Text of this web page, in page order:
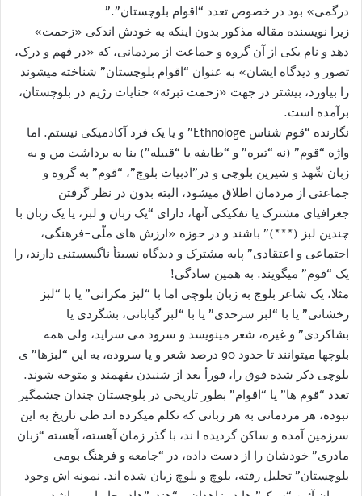
درگمی» بود در خصوص تعدد “اقوام بلوچستان”.”
زیرا نویسنده مقاله مذکور بدون اینکه به خودش اندکی «زحمت»
دهد و نام یکی از آن گروه و جماعت از مردمانی، که «در فهم و درک،
تصور و دیدگاه ایشان» به عنوان “اقوام بلوچستان” شناخته میشوند
را بیاورد، بیشتر در جهت «زحمت تبرئه» جنایات رژیم در بلوچستان،
برآمده است.
نگارنده “قوم شناس Ethnologe” و یا یک فرد آکادمیکی نیستم. اما
واژه “قوم” (نه “تیره” و “طایفه یا “قبیله”) بنا به برداشت من و به
زبان شّهد و شیرین بلوچی و در”ادبیات بلوچ”، “قوم” به گروه و
جماعتی از مردمان اطلاق میشود، البته بدون در نظر گرفتن
جغرافیای مشترک یا تفکیکی آنها، دارای “یک زبان و لبز، یا یک زبان با
چندین لبز (***)” باشند و در حوزه «ارزش های ملّی-فرهنگی،
اجتماعی و اعتقادی” پایه مشترک و دیدگاه نسبتأ ناگسستنی دارند، را
یک “قوم” میگویند. به همین سادگی!
مثلا، یک شاعر بلوچ به زبان بلوچی اما با “لبز مکرانی” یا با “لبز
رخشانی” یا با “لبز سرحدی” یا با “لبز گیابانی، بشگردی یا
بشاکردی” و غیره، شعر مینویسد و سرود می سراید، ولی همه
بلوچها میتوانند تا حدود 90 درصد شعر و یا سروده، به این “لبزها” ی
بلوچی ذکر شده فوق را، فورأ بعد از شنیدن بفهمند و متوجه شوند.
تعدد “قوم ها” یا “اقوام” بطور تاریخی در بلوچستان چندان چشمگیر
نبوده، هر مردمانی به هر زبانی که تکلم میکرده اند طی تاریخ به این
سرزمین آمده و ساکن گردیده ا ند، با گذر زمان آهسته، آهسته “زبان
مادری” خودشان را از دست داده، در “جامعه و فرهنگ بومی
بلوچستان” تحلیل رفته، بلوچ و بلوچ زبان شده اند. نمونه اش وجود